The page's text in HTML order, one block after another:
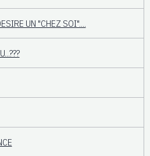
UN "CHEZ SOI"....